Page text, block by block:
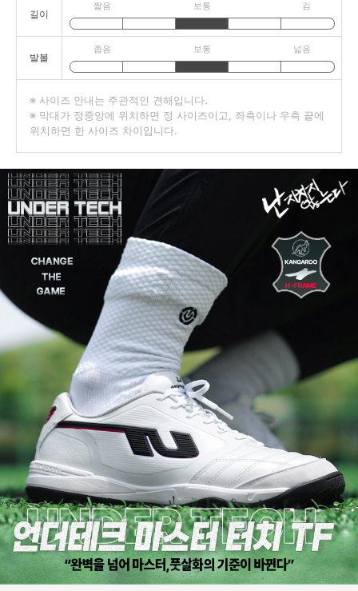
길이
짧음 보통 김
발볼
좁음 보통 넓음
※ 사이즈 안내는 주관적인 견해입니다.
※ 막대가 정중앙에 위치하면 정 사이즈이고, 좌측이나 우측 끝에
위치하면 한 사이즈 차이입니다.